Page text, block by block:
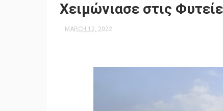
Χειμώνιασε στις
MARCH 12, 2022